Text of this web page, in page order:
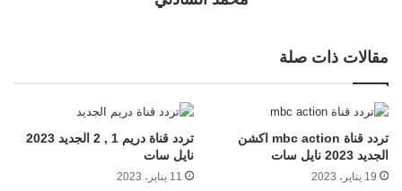
مقالات ذات صلة
تردد قناة mbc action اكشن
الجديد 2023 نايل سات
19 يناير، 2023
تردد قناة دريم 1 , 2 الجديد 2023
نايل سات
11 يناير، 2023